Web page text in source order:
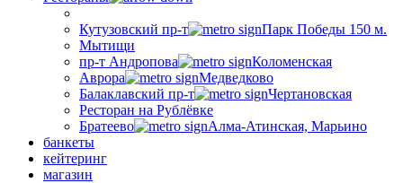
Кутузовский пр-т
Парк Победы 150 м.
Мытищи
пр-т Андропова
Коломенская
Аврора
Медведково
Балаклавский пр-т
Чертановская
Ресторан на Рублёвке
Братеево
Алма-Атинская, Марьино
банкеты
кейтеринг
магазин